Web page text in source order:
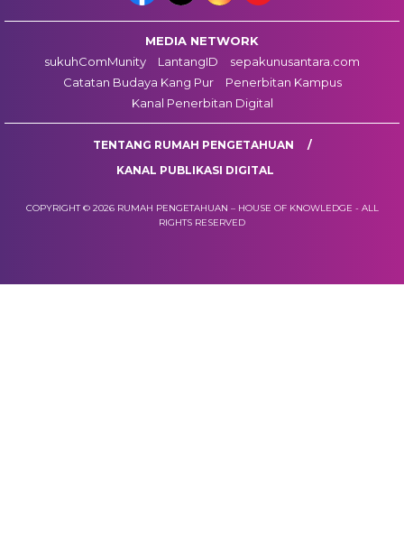
MEDIA NETWORK
sukuhComMunity
LantangID
sepakunusantara.com
Catatan Budaya Kang Pur
Penerbitan Kampus
Kanal Penerbitan Digital
TENTANG RUMAH PENGETAHUAN
KANAL PUBLIKASI DIGITAL
COPYRIGHT © 2026 RUMAH PENGETAHUAN – HOUSE OF KNOWLEDGE - ALL
RIGHTS RESERVED